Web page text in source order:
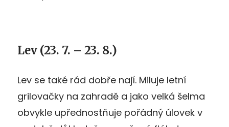
Lev (23. 7. – 23. 8.)
Lev se také rád dobře nají. Miluje letní
grilovačky na zahradě a jako velká šelma
obvykle upřednostňuje pořádný úlovek v